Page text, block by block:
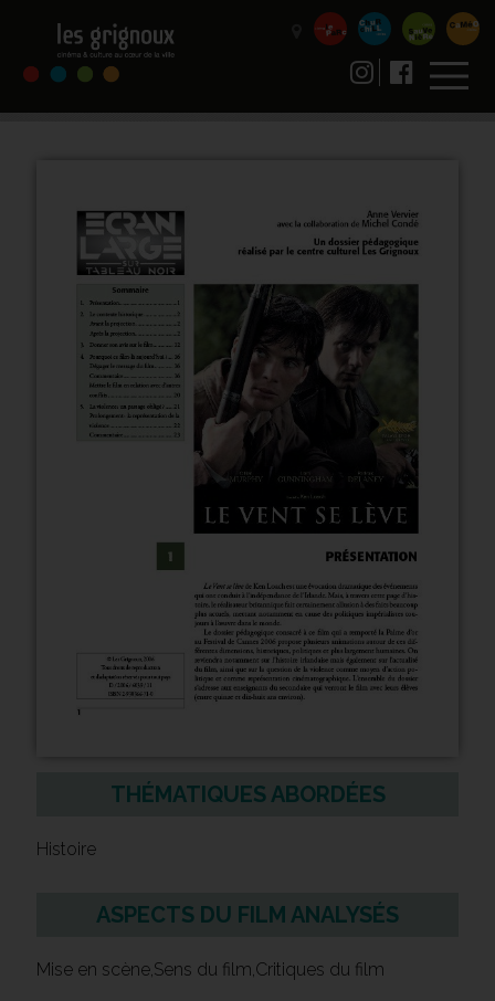
THÉMATIQUES ABORDÉES
Histoire
ASPECTS DU FILM ANALYSÉS
Mise en scène,Sens du film,Critiques du film